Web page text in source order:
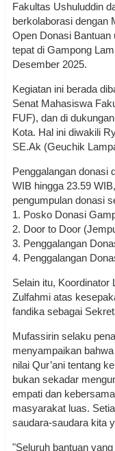
Fakultas Ushuluddin
berkolaborasi dengan
Open Donasi Bantuan
tepat di Gampong
Desember 2025.
Kegiatan ini berada
Senat Mahasiswa
FUF), dan di
Kota. Hal ini diwakili
SE.Ak (Geuchik
Penggalangan donasi
WIB hingga 23.59
pengumpulan donasi
1. Posko Donasi
2. Door to Door
3. Penggalangan
4. Penggalangan
Selain itu, Koordinator
Zulfahmi atas
fandika sebagai
Mufassirin selaku
menyampaikan
nilai Qur’ani tentang
bukan sekadar
empati dan
masyarakat luas.
saudara-saudara kita
"Seluruh bantuan